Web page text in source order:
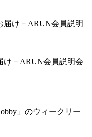
け－ARUN会員説明会